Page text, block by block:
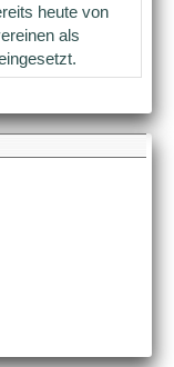
heute von
als